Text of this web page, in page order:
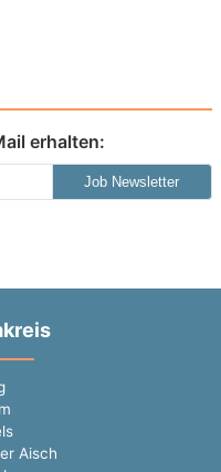
erhalten:
Job Newsletter
Aisch